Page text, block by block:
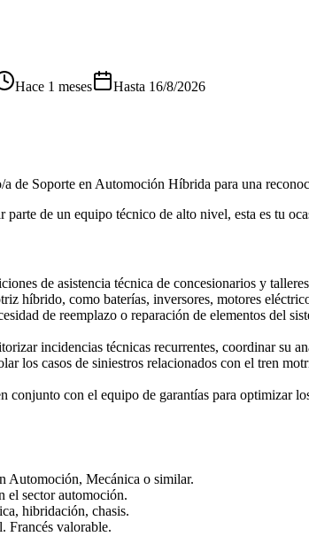
Hace 1 meses Hasta 16/8/2026
de Soporte en Automoción Híbrida para una
de un equipo técnico de alto nivel, esta es tu
de asistencia técnica de concesionarios y
híbrido, como baterías, inversores, motores
de reemplazo o reparación de elementos del
incidencias técnicas recurrentes, coordinar su
los casos de siniestros relacionados con el tren
conjunto con el equipo de garantías para optimizar
Automoción, Mecánica o similar.
el sector automoción.
hibridación, chasis.
Francés valorable.